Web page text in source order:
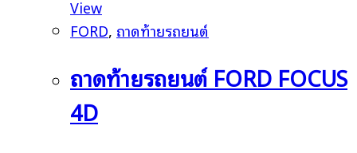
View
FORD, ถาดท้ายรถยนต์
ถาดท้ายรถยนต์ FORD FOCUS
4D